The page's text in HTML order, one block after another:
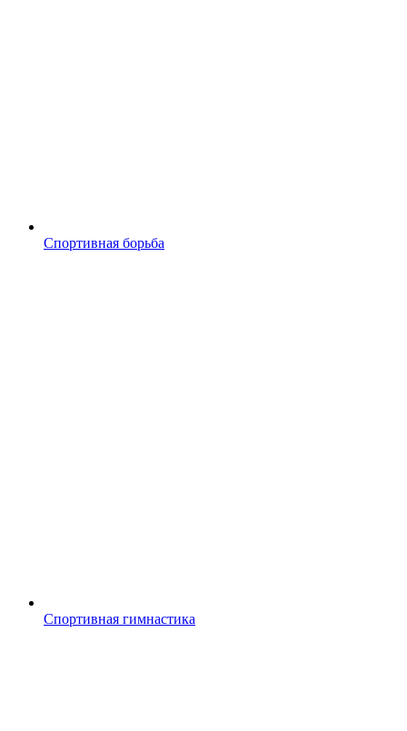
Спортивная борьба
Спортивная гимнастика